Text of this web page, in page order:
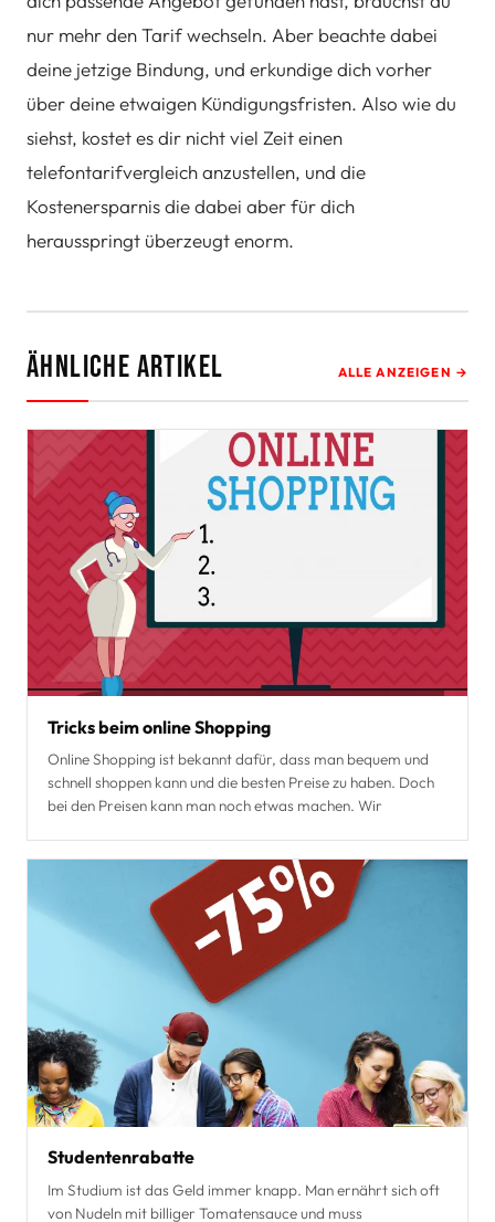
nur mehr den Tarif wechseln. Aber beachte dabei
deine jetzige Bindung, und erkundige dich vorher
über deine etwaigen Kündigungsfristen. Also wie du
siehst, kostet es dir nicht viel Zeit einen
telefontarifvergleich anzustellen, und die
Kostenersparnis die dabei aber für dich
herausspringt überzeugt enorm.
Ähnliche Artikel ALLE ANZEIGEN →
Tricks beim online Shopping
Online Shopping ist bekannt dafür, dass man bequem und
schnell shoppen kann und die besten Preise zu haben. Doch
bei den Preisen kann man noch etwas machen. Wir
Studentenrabatte
Im Studium ist das Geld immer knapp. Man ernährt sich oft
von Nudeln mit billiger Tomatensauce und muss